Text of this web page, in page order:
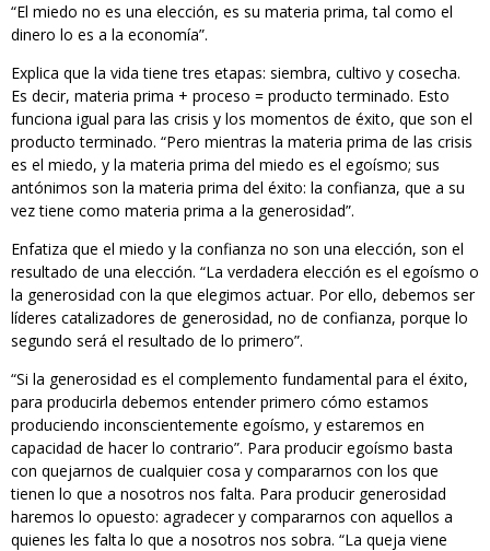
“El miedo no es una elección, es su materia prima, tal como el
dinero lo es a la economía”.
Explica que la vida tiene tres etapas: siembra, cultivo y cosecha.
Es decir, materia prima + proceso = producto terminado. Esto
funciona igual para las crisis y los momentos de éxito, que son el
producto terminado. “Pero mientras la materia prima de las crisis
es el miedo, y la materia prima del miedo es el egoísmo; sus
antónimos son la materia prima del éxito: la confianza, que a su
vez tiene como materia prima a la generosidad”.
Enfatiza que el miedo y la confianza no son una elección, son el
resultado de una elección. “La verdadera elección es el egoísmo o
la generosidad con la que elegimos actuar. Por ello, debemos ser
líderes catalizadores de generosidad, no de confianza, porque lo
segundo será el resultado de lo primero”.
“Si la generosidad es el complemento fundamental para el éxito,
para producirla debemos entender primero cómo estamos
produciendo inconscientemente egoísmo, y estaremos en
capacidad de hacer lo contrario”. Para producir egoísmo basta
con quejarnos de cualquier cosa y compararnos con los que
tienen lo que a nosotros nos falta. Para producir generosidad
haremos lo opuesto: agradecer y compararnos con aquellos a
quienes les falta lo que a nosotros nos sobra. “La queja viene